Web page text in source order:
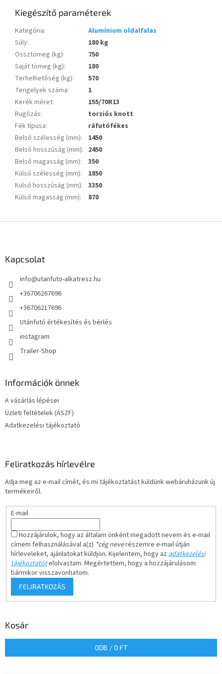
Kiegészítő paraméterek
Kategória:
Alumínium oldalfalas
Súly:
180 kg
Össztömeg (kg):
750
Saját tömeg (kg):
180
Terhelhetőség (kg):
570
Tengelyek száma:
1
Kerék méret:
155/70R13
Rugózás:
torziós knott
Fék típusa:
ráfutófékes
Belső szélesség (mm):
1450
Belső hosszúság (mm): 2450
Belső magasság (mm):
350
Külső szélesség (mm):
1850
Külső hosszúság (mm): 3350
Külső magasság (mm): 870
Kapcsolat
info@utanfuto-alkatresz.hu
+36706267696
+36706217696
Utánfutó értékesítés és bérlés
instagram
Trailer-Shop
Információk önnek
A vásárlás lépései
Üzleti feltételek (ÁSZF)
Adatkezelési tájékoztató
Feliratkozás hírlevélre
Adja meg az e-mail címét, és mi tájékoztatást küldünk webáruházunk új
termékeiről.
E-mail
Hozzájárulok, hogy az általam önként megadott nevem és e-mail
címem felhasználásával a(z) *cég neverészemre e-mail útján
hírleveleket, ajánlatokat küldjön. Kijelentem, hogy azadatkezelési
tájékoztatótelolvastam. Megértettem, hogy a hozzájárulásom
bármikor visszavonhatom.
FELIRATKOZÁS
Kosár
0DB / 0 FT